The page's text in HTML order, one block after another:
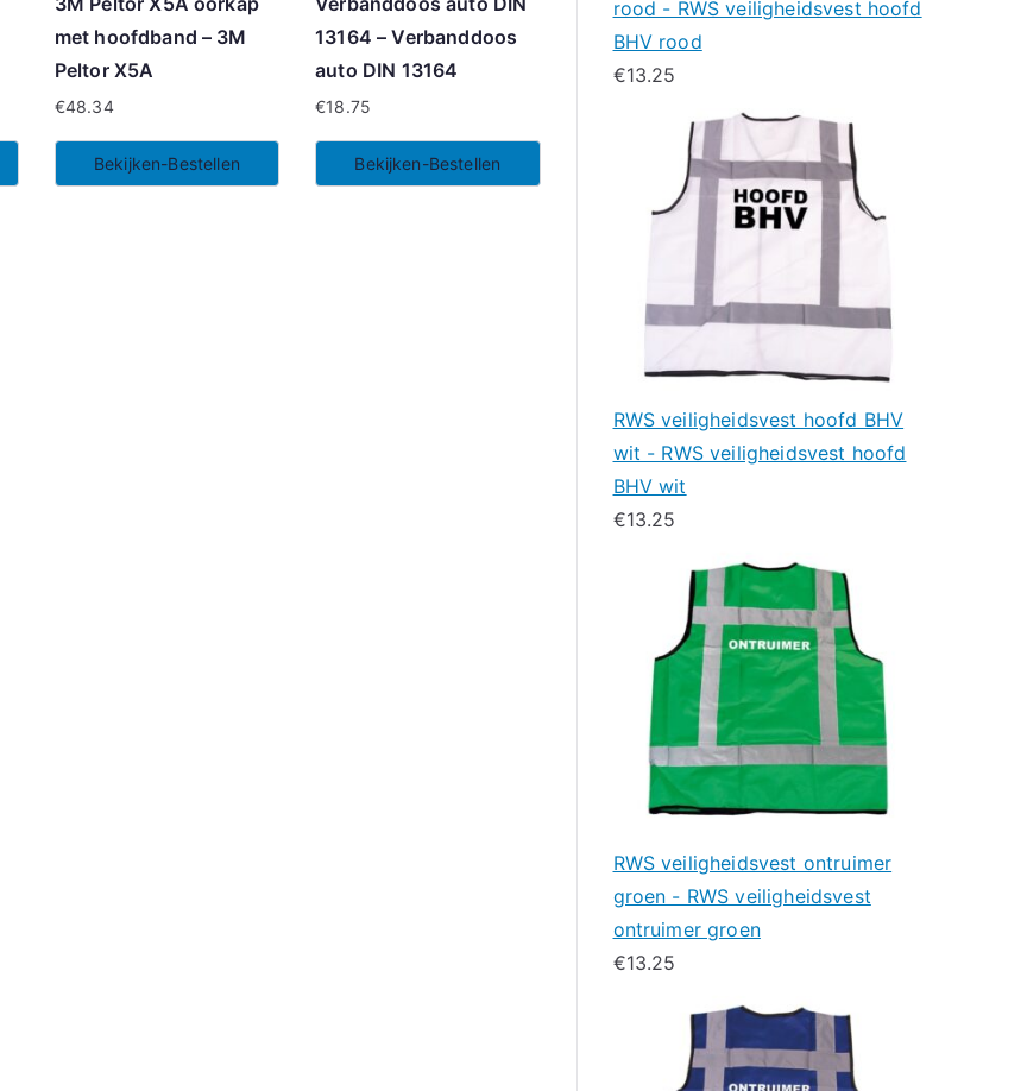
met hoofdband – 3M
Peltor X5A
€48.34
Bekijken-Bestellen
13164 – Verbanddoos
auto DIN 13164
€18.75
Bekijken-Bestellen
rood - RWS veiligheidsvest hoofd
BHV rood
€13.25
RWS veiligheidsvest hoofd BHV
wit - RWS veiligheidsvest hoofd
BHV wit
€13.25
RWS veiligheidsvest ontruimer
groen - RWS veiligheidsvest
ontruimer groen
€13.25